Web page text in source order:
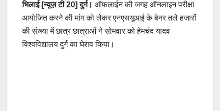
भिलाई [न्यूज़ टी 20] दुर्ग। ऑफलाईन की जगह ऑनलाइन परीक्षा
आयोजित करने की मांग को लेकर एनएसयूआई के बेनर तले हजारों
की संख्या में छात्र छात्राओं ने सोमवार को हेमचंद यादव
विश्वविद्यालय दुर्ग का घेराव किया।